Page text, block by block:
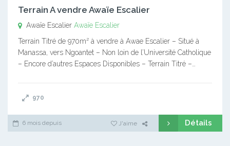
Terrain A vendre Awaïe Escalier
Awaïe Escalier Awaïe Escalier
Terrain Titré de 970m² à vendre à Awae Escalier – Situé à
Manassa, vers Ngoantet – Non loin de l’Université Catholique
– Encore d’autres Espaces Disponibles – Terrain Titré –…
970
6 mois depuis J'aime Détails